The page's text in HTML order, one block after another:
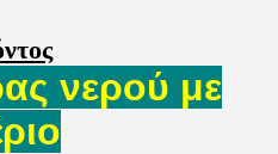
νερού με